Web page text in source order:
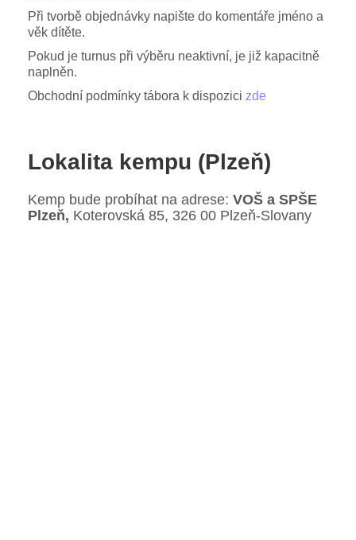
Při tvorbě objednávky napište do komentáře jméno a
věk dítěte.
Pokud je turnus při výběru neaktivní, je již kapacitně
naplněn.
Obchodní podmínky tábora k dispozici zde
Lokalita kempu (Plzeň)
Kemp bude probíhat na adrese: VOŠ a SPŠE
Plzeň, Koterovská 85, 326 00 Plzeň-Slovany